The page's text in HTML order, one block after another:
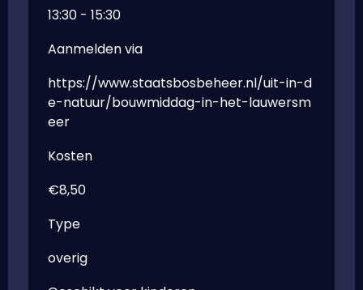
13:30 - 15:30
Aanmelden via
https://www.staatsbosbeheer.nl/uit-in-d
e-natuur/bouwmiddag-in-het-lauwersm
eer
Kosten
€8,50
Type
overig